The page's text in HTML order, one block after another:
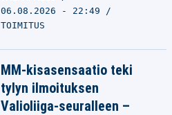
06.08.2026 - 22:49
TOIMITUS
MM-kisasensaatio teki
tylyn ilmoituksen
Valioliiga-seuralleen –